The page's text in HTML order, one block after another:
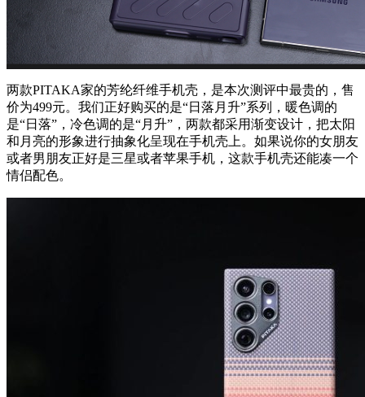
两款PITAKA家的芳纶纤维手机壳，是本次测评中最贵的，售
价为499元。我们正好购买的是“日落月升”系列，暖色调的
是“日落”，冷色调的是“月升”，两款都采用渐变设计，把太阳
和月亮的形象进行抽象化呈现在手机壳上。如果说你的女朋友
或者男朋友正好是三星或者苹果手机，这款手机壳还能凑一个
情侣配色。